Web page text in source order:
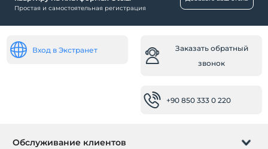
Простая и самостоятельная регистрация
Вход в Экстранет
Заказать обратный
звонок
+90 850 333 0 220
Обслуживание клиентов